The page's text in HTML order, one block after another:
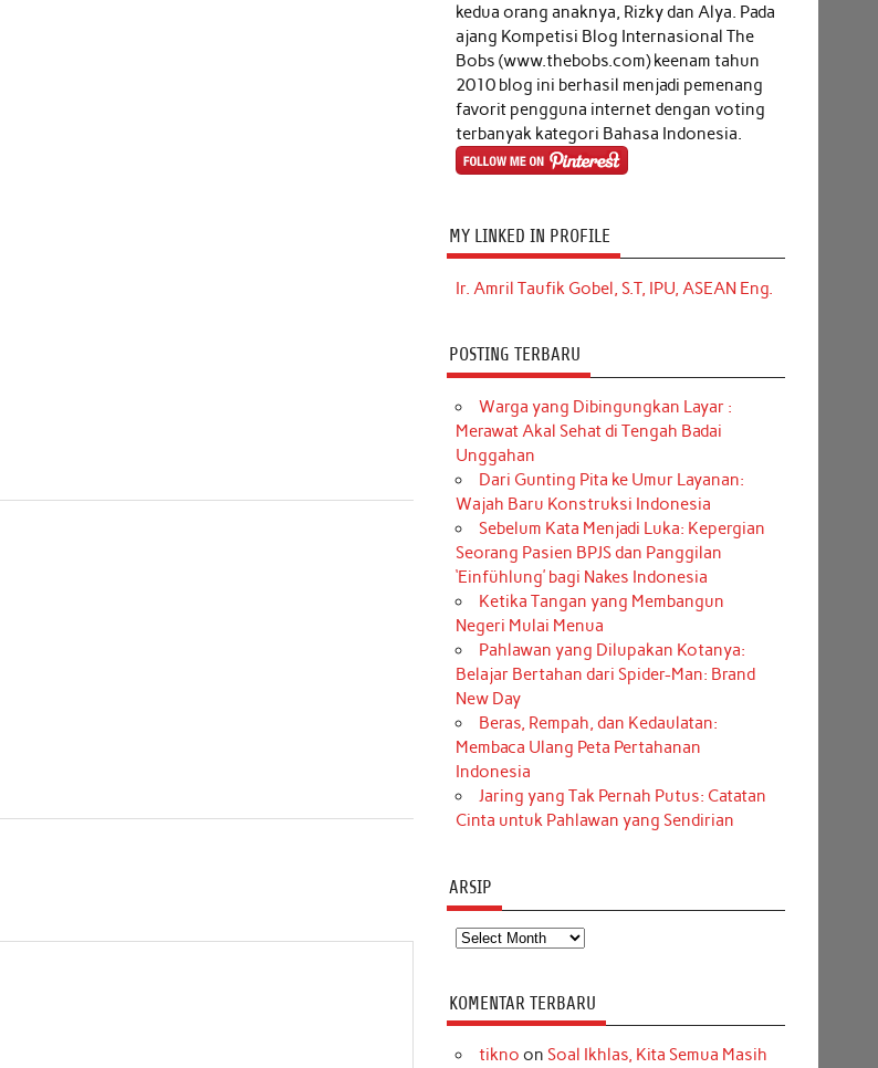
kedua orang anaknya, Rizky dan Alya. Pada
ajang Kompetisi Blog Internasional The
Bobs (www.thebobs.com) keenam tahun
2010 blog ini berhasil menjadi pemenang
favorit pengguna internet dengan voting
terbanyak kategori Bahasa Indonesia.
MY LINKED IN PROFILE
Ir. Amril Taufik Gobel, S.T, IPU, ASEAN Eng.
POSTING TERBARU
Warga yang Dibingungkan Layar :
Merawat Akal Sehat di Tengah Badai
Unggahan
Dari Gunting Pita ke Umur Layanan:
Wajah Baru Konstruksi Indonesia
Sebelum Kata Menjadi Luka: Kepergian
Seorang Pasien BPJS dan Panggilan
‘Einfühlung’ bagi Nakes Indonesia
Ketika Tangan yang Membangun
Negeri Mulai Menua
Pahlawan yang Dilupakan Kotanya:
Belajar Bertahan dari Spider-Man: Brand
New Day
Beras, Rempah, dan Kedaulatan:
Membaca Ulang Peta Pertahanan
Indonesia
Jaring yang Tak Pernah Putus: Catatan
Cinta untuk Pahlawan yang Sendirian
ARSIP
Arsip
KOMENTAR TERBARU
tikno on Soal Ikhlas, Kita Semua Masih